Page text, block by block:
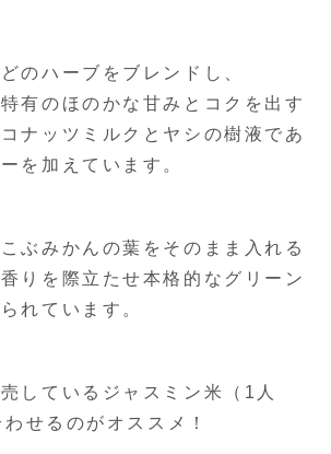
のハーブをブレンドし、
有のほのかな甘みとコクを出す
ナッツミルクとヤシの樹液であ
を加えています。
ぶみかんの葉をそのまま入れる
りを際立たせ本格的なグリーン
れています。
しているジャスミン米（1人
せるのがオススメ！